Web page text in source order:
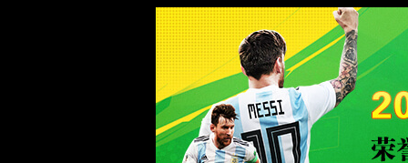
中国·TapTap点点(188BEt改名)